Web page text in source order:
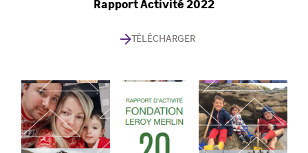
Rapport Activité 2022
TÉLÉCHARGER